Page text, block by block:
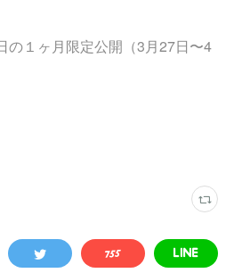
１ヶ月限定公開（3月27日〜4